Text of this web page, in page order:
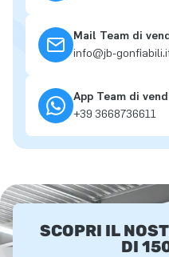
Mail Team di
info@jb-
App Team di
+39 3668736611
SCOPRI IL
DI